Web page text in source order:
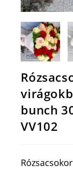
bunch
VV102